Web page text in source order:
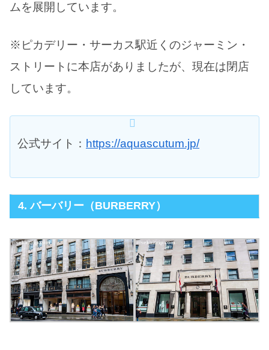
ムを展開しています。
※ピカデリー・サーカス駅近くのジャーミン・
ストリートに本店がありましたが、現在は閉店
しています。
公式サイト： https://aquascutum.jp/
4. バーバリー（BURBERRY）